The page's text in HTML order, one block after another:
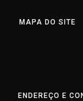
ENDEREÇO E
MAPA DO SITE